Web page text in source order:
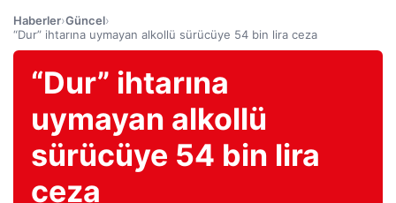
Haberler›Güncel›
“Dur” ihtarına uymayan alkollü sürücüye 54 bin lira ceza
“Dur” ihtarına
uymayan alkollü
sürücüye 54 bin lira
ceza